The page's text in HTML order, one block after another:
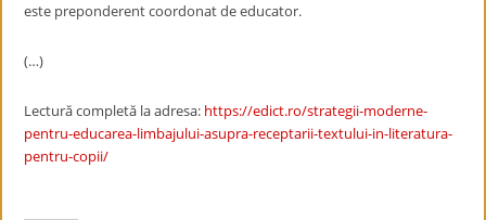
este preponderent coordonat de educator.
(…)
Lectură completă la adresa: https://edict.ro/strategii-moderne-
pentru-educarea-limbajului-asupra-receptarii-textului-in-literatura-
pentru-copii/